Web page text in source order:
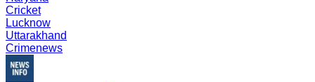
Cricket
Lucknow
Uttarakhand
Crimenews